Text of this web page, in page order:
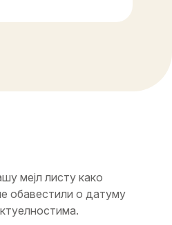
мејл листу како
обавестили о датуму